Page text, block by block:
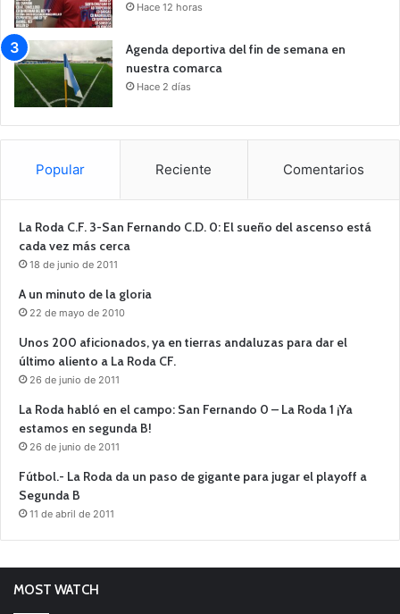
Hace 12 horas
Agenda deportiva del fin de semana en
nuestra comarca
Hace 2 días
Popular Reciente Comentarios
La Roda C.F. 3-San Fernando C.D. 0: El sueño del ascenso está
cada vez más cerca
18 de junio de 2011
A un minuto de la gloria
22 de mayo de 2010
Unos 200 aficionados, ya en tierras andaluzas para dar el
último aliento a La Roda CF.
26 de junio de 2011
La Roda habló en el campo: San Fernando 0 – La Roda 1 ¡Ya
estamos en segunda B!
26 de junio de 2011
Fútbol.- La Roda da un paso de gigante para jugar el playoff a
Segunda B
11 de abril de 2011
MOST WATCH